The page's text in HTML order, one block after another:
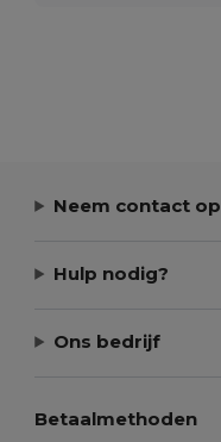
Neem contact op
Hulp nodig?
Ons bedrijf
Betaalmethoden